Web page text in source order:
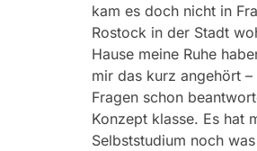
kam es doch nicht in
Rostock in der Stadt
Hause meine Ruhe
mir das kurz angehört
Fragen schon
Konzept klasse. Es hat
Selbststudium noch